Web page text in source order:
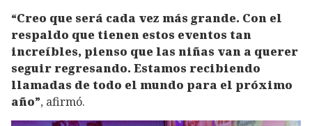
“Creo que será cada vez más grande. Con el
respaldo que tienen estos eventos tan
increíbles, pienso que las niñas van a querer
seguir regresando. Estamos recibiendo
llamadas de todo el mundo para el próximo
año”, afirmó.